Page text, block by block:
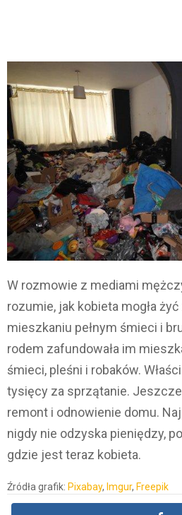
W rozmowie z mediami
rozumie, jak kobieta mogła
mieszkaniu pełnym śmieci i
rodem zafundowała im
śmieci, pleśni i robaków.
tysięcy za sprzątanie. Jeszcze
remont i odnowienie domu.
nigdy nie odzyska pieniędzy,
gdzie jest teraz kobieta.
Źródła grafik: Pixabay, Imgur, Freepik